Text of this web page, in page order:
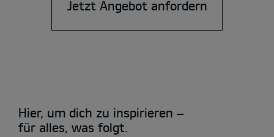
Jetzt Angebot anfordern
Hier, um dich zu inspirieren –
für alles, was folgt.